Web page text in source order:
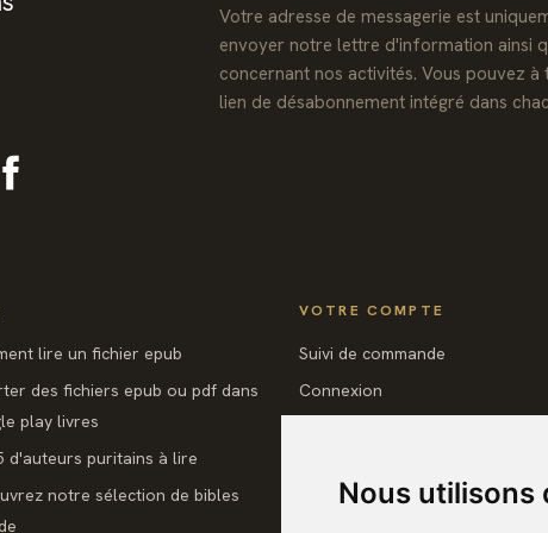
Nous utilisons
Votre adresse de messagerie est
envoyer notre lettre d'information ainsi
concernant nos activités. Vous pouvez
lien de désabonnement intégré dans
lire un fichier epub
des fichiers epub ou pdf dans
play livres
d'auteurs puritains à lire
notre sélection de bibles
VOTRE COMPTE
Suivi de commande
Connexion